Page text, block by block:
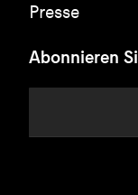
Presse
Abonnieren